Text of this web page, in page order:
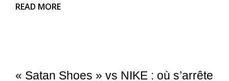
READ MORE
« Satan Shoes » vs NIKE : où s’arrête